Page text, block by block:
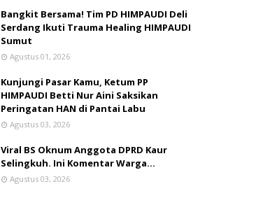
Bangkit Bersama! Tim PD HIMPAUDI Deli
Serdang Ikuti Trauma Healing HIMPAUDI
Sumut
Agustus 01, 2026
Kunjungi Pasar Kamu, Ketum PP
HIMPAUDI Betti Nur Aini Saksikan
Peringatan HAN di Pantai Labu
Agustus 03, 2026
Viral BS Oknum Anggota DPRD Kaur
Selingkuh. Ini Komentar Warga…
Agustus 03, 2026